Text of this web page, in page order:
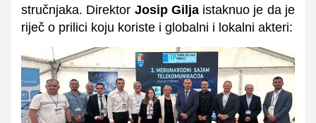
stručnjaka. Direktor Josip Giljaistaknuo je da je
riječ o prilici koju koriste i globalni i lokalni akteri: